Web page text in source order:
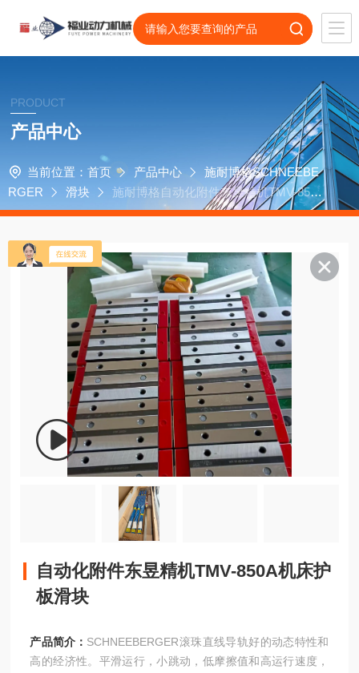
PRODUCT
产品中心
当前位置： 首页 产品中心
施耐博格SCHNEEBE
RGER
滑块
施耐博格自动化附件东昱精机TMV-850A
机床护板滑块
自动化附件东昱精机TMV-850A机床护
板滑块
产品简介： SCHNEEBERGER滚珠直线导轨好的动态特性和
高的经济性。平滑运行，小跳动，低摩擦值和高运行速度，